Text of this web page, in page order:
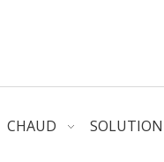
CHAUD SOLUTION